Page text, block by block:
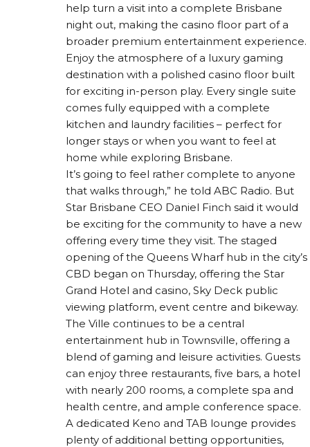
help turn a visit into a complete Brisbane
night out, making the casino floor part of a
broader premium entertainment experience.
Enjoy the atmosphere of a luxury gaming
destination with a polished casino floor built
for exciting in-person play. Every single suite
comes fully equipped with a complete
kitchen and laundry facilities – perfect for
longer stays or when you want to feel at
home while exploring Brisbane.
It’s going to feel rather complete to anyone
that walks through,” he told ABC Radio. But
Star Brisbane CEO Daniel Finch said it would
be exciting for the community to have a new
offering every time they visit. The staged
opening of the Queens Wharf hub in the city’s
CBD began on Thursday, offering the Star
Grand Hotel and casino, Sky Deck public
viewing platform, event centre and bikeway.
The Ville continues to be a central
entertainment hub in Townsville, offering a
blend of gaming and leisure activities. Guests
can enjoy three restaurants, five bars, a hotel
with nearly 200 rooms, a complete spa and
health centre, and ample conference space.
A dedicated Keno and TAB lounge provides
plenty of additional betting opportunities,